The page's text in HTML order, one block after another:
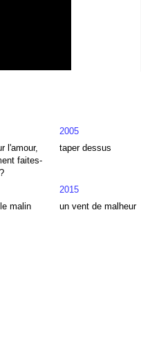
2005
l'amour,
faites-
taper dessus
2015
malin un vent de malheur